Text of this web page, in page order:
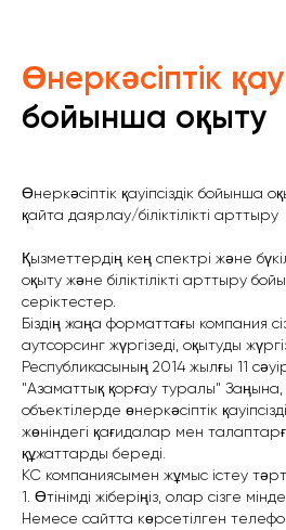
Өнеркәсіптік
бойынша оқыту
Өнеркәсіптік қауіпсіздік бойынша
қайта даярлау/біліктілікті арттыру
Қызметтердің кең спектрі және
оқыту және біліктілікті арттыру
серіктестер.
Біздің жаңа форматтағы компания
аутсорсинг жүргізеді, оқытуды
Республикасының 2014 жылғы 11
"Азаматтық қорғау туралы" Заңына,
объектілерде өнеркәсіптік
жөніндегі қағидалар мен
құжаттарды береді.
КС компаниясымен жұмыс істеу
1. Өтінімді жіберіңіз, олар сізге
Немесе сайтта көрсетілген